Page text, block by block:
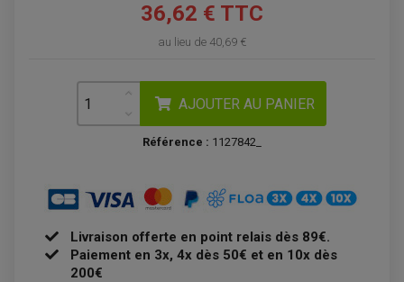
CHARGEUR BATTERIE
CLIGNOTANT TYPE ORIGINE
FEUX ADDITIONNELS
KIT RECONDITIONNEMENT DEMARREUR
POMPE A ESSENCE
ENTRETIEN MOTO
ATELIER, PADDOCK, STAND
BOUGIE NGK
FILTRE A AIR
FILTRE A HUILE
FILTRE ET ACCESSOIRE ESSENCE
CHARGEUR DE BATTERIE
REDRESSEUR / RÉGULATEUR
ECLAIRAGE SCOOTER
FREINAGE
DISQUE DE FREIN AVANT
ACCESSOIRE + VISSERIE FREINAGE
DISQUE DE FREIN ARRIERE
POMPE À EAU BOYESEN
KIT RÉPARATION POMPE A EAU
DURITE RADIATEUR
36,62 € TTC
au lieu de 40,69 €
AJOUTER AU PANIER
Référence : 1127842_
Livraison offerte en point relais dès 89€.
Paiement en 3x, 4x dès 50€ et en 10x dès
200€